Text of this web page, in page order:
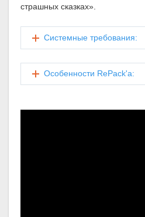
страшных сказках».
Системные требования:
Особенности RePack'а: